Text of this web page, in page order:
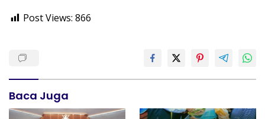
Post Views: 866
Baca Juga